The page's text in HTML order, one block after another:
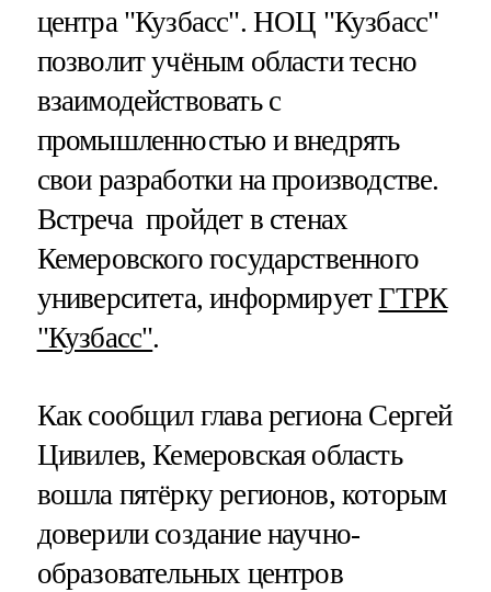
центра "Кузбасс". НОЦ "Кузбасс"
позволит учёным области тесно
взаимодействовать с
промышленностью и внедрять
свои разработки на производстве.
Встреча пройдет в стенах
Кемеровского государственного
университета, информируетГТРК
"Кузбасс".
Как сообщил глава региона Сергей
Цивилев, Кемеровская область
вошла пятёрку регионов, которым
доверили создание научно-
образовательных центров